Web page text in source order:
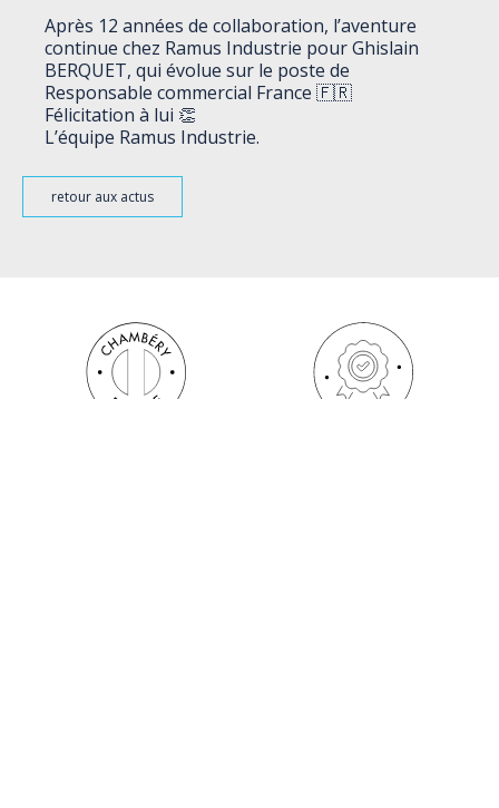
Après 12 années de collaboration, l’aventure
continue chez Ramus Industrie pour Ghislain
BERQUET, qui évolue sur le poste de
Responsable commercial France 🇫🇷
Félicitation à lui 👏
L’équipe Ramus Industrie.
retour aux actus